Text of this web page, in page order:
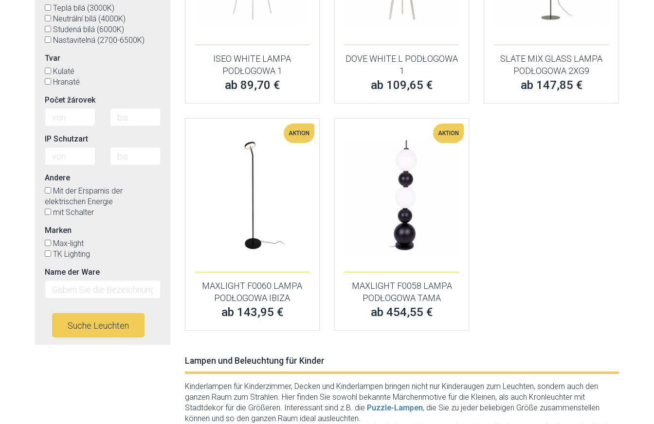
ISEO WHITE LAMPA
PODŁOGOWA 1
ab 89,70 €
DOVE WHITE L PODŁOGOWA
1
ab 109,65 €
SLATE MIX GLASS LAMPA
PODŁOGOWA 2XG9
ab 147,85 €
AKTION
MAXLIGHT F0060 LAMPA
PODŁOGOWA IBIZA
ab 143,95 €
AKTION
MAXLIGHT F0058 LAMPA
PODŁOGOWA TAMA
ab 454,55 €
Lampen und Beleuchtung für Kinder
Kinderlampen für Kinderzimmer, Decken und Kinderlampen bringen nicht nur Kinderaugen zum Leuchten, sondern auch den
ganzen Raum zum Strahlen. Hier finden Sie sowohl bekannte Märchenmotive für die Kleinen, als auch Kronleuchter mit
Stadtdekor für die Größeren. Interessant sind z.B. die Puzzle-Lampen, die Sie zu jeder beliebigen Größe zusammenstellen
können und so den ganzen Raum ideal ausleuchten.
Teplá bílá (3000K)
Neutrální bílá (4000K)
Studená bílá (6000K)
Nastavitelná (2700-6500K)
Tvar
Kulaté
Hranaté
Počet žárovek
IP Schutzart
Andere
Mit der Ersparnis der
elektrischen Energie
mit Schalter
Marken
Max-light
TK Lighting
Name der Ware
Suche Leuchten